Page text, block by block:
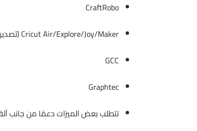
CraftRobo
Cricut Air/Explore/Joy/Maker (تصدير كملف SVG لتحميله في Design Space فقط) *
GCC
Graphtec
تتطلب بعض الميزات دعمًا من جانب آلة